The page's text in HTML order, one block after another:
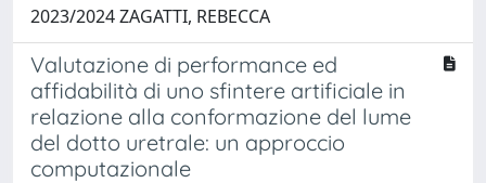
2023/2024 ZAGATTI, REBECCA
Valutazione di performance ed
affidabilità di uno sfintere artificiale in
relazione alla conformazione del lume
del dotto uretrale: un approccio
computazionale